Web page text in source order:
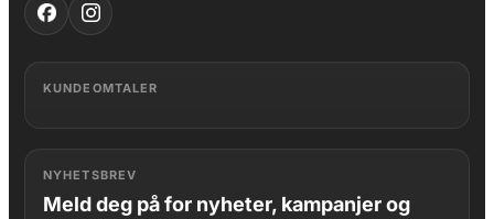
KUNDEOMTALER
NYHETSBREV
Meld deg på for nyheter, kampanjer og